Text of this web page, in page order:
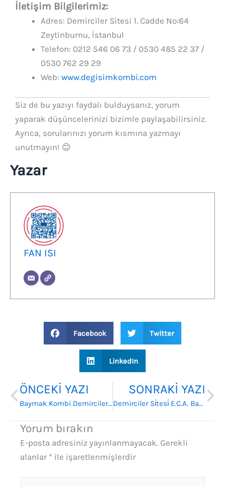
İletişim Bilgilerimiz:
Adres: Demirciler Sitesi 1. Cadde No:64
Zeytinburnu, İstanbul
Telefon: 0212 546 06 73 / 0530 485 22 37 /
0530 762 29 29
Web: www.degisimkombi.com
Siz de bu yazıyı faydalı bulduysanız, yorum
yaparak düşüncelerinizi bizimle paylaşabilirsiniz.
Ayrıca, sorularınızı yorum kısmına yazmayı
unutmayın! 😊
Yazar
FAN ISI
Facebook Twitter
LinkedIn
Prev
ÖNCEKI YAZI
Baymak Kombi Demirciler Sitesi Bayii
SONRAKI YAZI
Demirciler Si̇tesi̇ E.C.A. Bayii : İstanbul’da Kombi ve Isıtma Sistemlerinde Güvenilir Adres
Yorum bırakın
E-posta adresiniz yayınlanmayacak. Gerekli
alanlar * ile işaretlenmişlerdir